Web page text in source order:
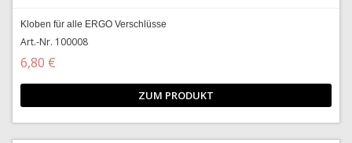
Kloben für alle ERGO Verschlüsse
Art.-Nr. 100008
6,80 €
ZUM PRODUKT